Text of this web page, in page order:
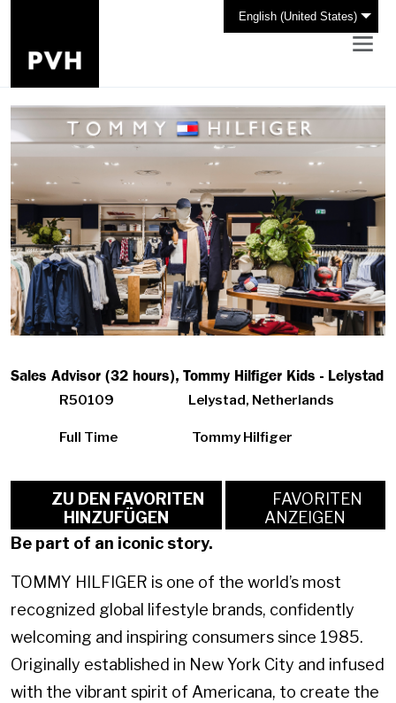
English (United States)
Sales Advisor (32 hours), Tommy Hilfiger Kids - Lelystad
R50109 Lelystad, Netherlands
Full Time Tommy Hilfiger
HINZUFÜGEN
FAVORITEN
ANZEIGEN
Be part of an iconic story.
TOMMY HILFIGER is one of the world’s most
recognized global lifestyle brands, confidently
welcoming and inspiring consumers since 1985.
Originally established in New York City and infused
with the vibrant spirit of Americana, to create the